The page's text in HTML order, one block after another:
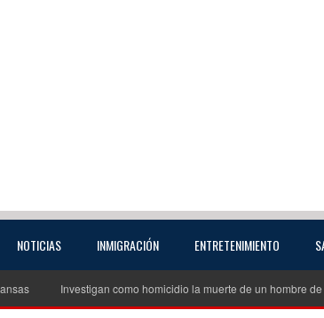
NOTICIAS INMIGRACIÓN ENTRETENIMIENTO
Investigan como homicidio la muerte de un hombre de